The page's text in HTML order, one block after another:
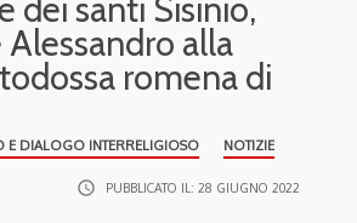
dei santi Sisinio,
alla
romena di
E DIALOGO INTERRELIGIOSO NOTIZIE
access_time PUBBLICATO IL: 28 GIUGNO 2022